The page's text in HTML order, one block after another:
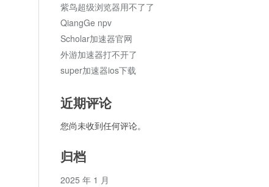
紫鸟超级浏览器用不了了
QiangGe npv
Scholar加速器官网
外游加速器打不开了
super加速器ios下载
近期评论
您尚未收到任何评论。
归档
2025 年 1 月